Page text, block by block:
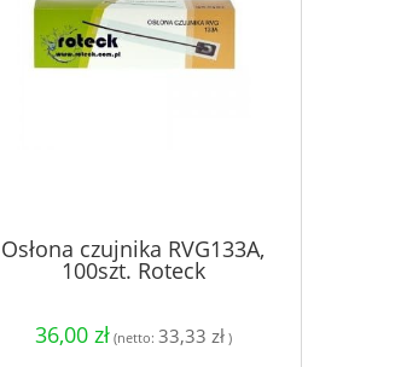
Osłona czujnika RVG133A,
100szt. Roteck
36,00 zł (netto: 33,33 zł)